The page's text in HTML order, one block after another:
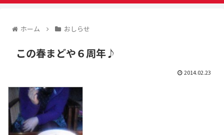
ホーム おしらせ
この春まどや６周年♪
2014.02.23